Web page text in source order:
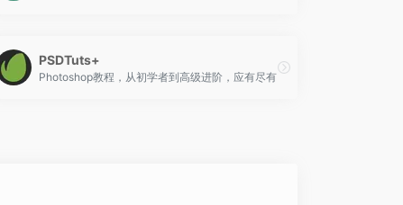
前者在文字转弯处采用圆滑设计，后者可以感觉出较为尖锐，有棱有角。
模，而且是免费使用！
PSDTuts+
Photoshop教程，从初学者到高级进阶，应有尽有